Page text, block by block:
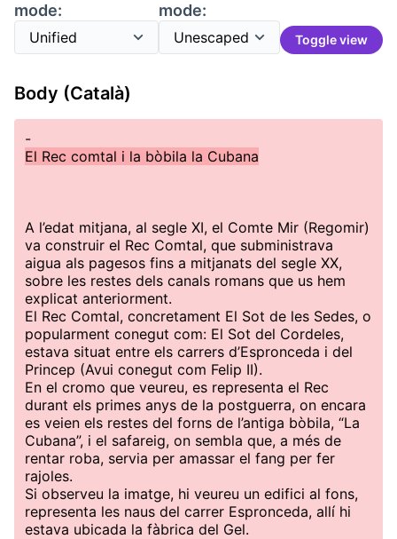
mode:
mode:
Toggle view
Body (Català)
-
El Rec comtal i la bòbila la Cubana
A l’edat mitjana, al segle XI, el Comte Mir (Regomir)
va construir el Rec Comtal, que subministrava
aigua als pagesos fins a mitjanats del segle XX,
sobre les restes dels canals romans que us hem
explicat anteriorment.
El Rec Comtal, concretament El Sot de les Sedes, o
popularment conegut com: El Sot del Cordeles,
estava situat entre els carrers d’Espronceda i del
Princep (Avui conegut com Felip II).
En el cromo que veureu, es representa el Rec
durant els primes anys de la postguerra, on encara
es veien els restes del forns de l’antiga bòbila, “La
Cubana”, i el safareig, on sembla que, a més de
rentar roba, servia per amassar el fang per fer
rajoles.
Si observeu la imatge, hi veureu un edifici al fons,
representa les naus del carrer Espronceda, allí hi
estava ubicada la fàbrica del Gel.